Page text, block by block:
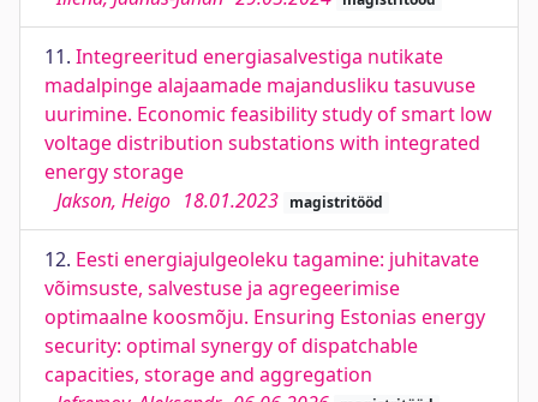
11. Integreeritud energiasalvestiga nutikate
madalpinge alajaamade majandusliku tasuvuse
uurimine. Economic feasibility study of smart low
voltage distribution substations with integrated
energy storage
Jakson, Heigo 18.01.2023 magistritööd
12. Eesti energiajulgeoleku tagamine: juhitavate
võimsuste, salvestuse ja agregeerimise
optimaalne koosmõju. Ensuring Estonias energy
security: optimal synergy of dispatchable
capacities, storage and aggregation